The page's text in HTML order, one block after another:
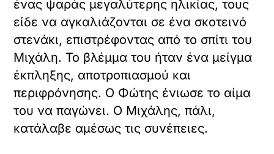
ένας ψαράς μεγαλύτερης ηλικίας, τους
είδε να αγκαλιάζονται σε ένα σκοτεινό
στενάκι, επιστρέφοντας από το σπίτι του
Μιχάλη. Το βλέμμα του ήταν ένα μείγμα
έκπληξης, αποτροπιασμού και
περιφρόνησης. Ο Φώτης ένιωσε το αίμα
του να παγώνει. Ο Μιχάλης, πάλι,
κατάλαβε αμέσως τις συνέπειες.